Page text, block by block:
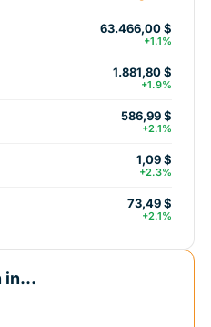
63.466,00 $
+1.1%
1.881,80 $
+1.9%
586,99 $
+2.1%
1,09 $
+2.3%
73,49 $
+2.1%
in...